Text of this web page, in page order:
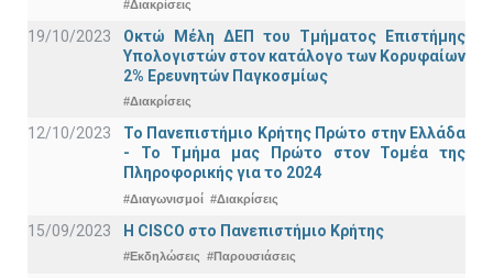
#Διακρίσεις
19/10/2023
Οκτώ Μέλη ΔΕΠ του Τμήματος Επιστήμης
Υπολογιστών στον κατάλογο των Κορυφαίων
2% Ερευνητών Παγκοσμίως
#Διακρίσεις
12/10/2023
Το Πανεπιστήμιο Κρήτης Πρώτο στην Ελλάδα
- Το Τμήμα μας Πρώτο στον Τομέα της
Πληροφορικής για το 2024
#Διαγωνισμοί #Διακρίσεις
15/09/2023 Η CISCO στο Πανεπιστήμιο Κρήτης
#Εκδηλώσεις #Παρουσιάσεις